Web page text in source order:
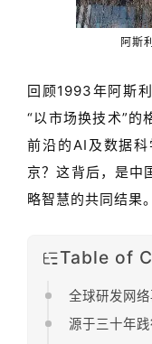
阿斯
回顾1993年阿斯
“以市场换技术”的
前沿的AI 及数据
京？这背后，是中
略智慧的共同结果。
Table of
全球研发网
源于三十年